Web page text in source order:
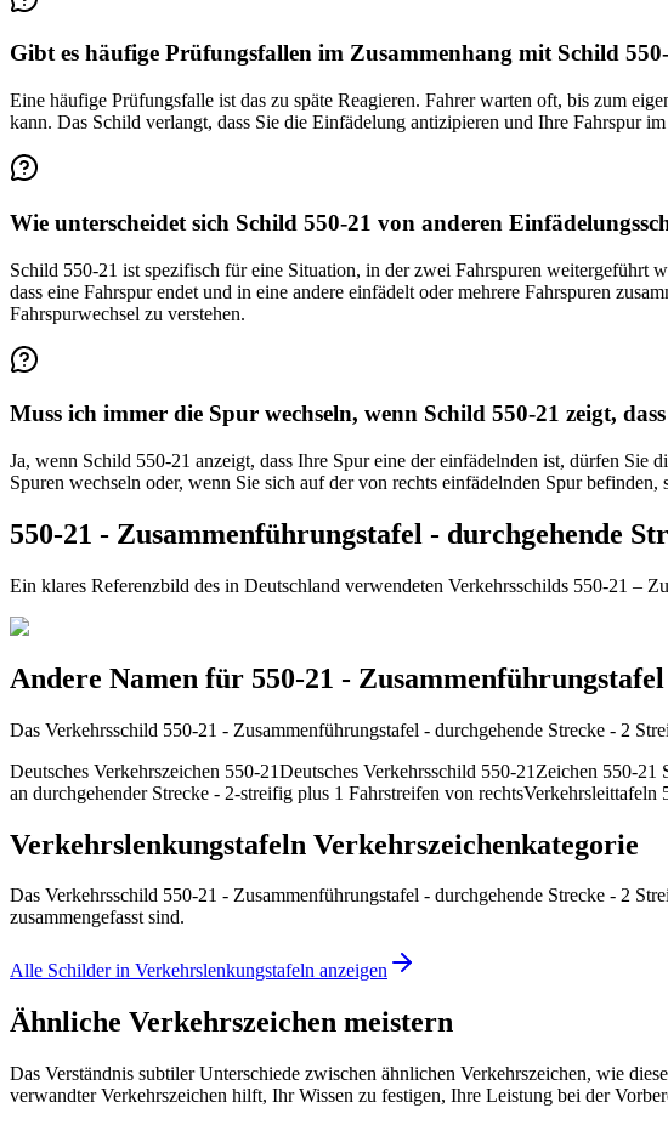
Gibt es häufige Prüfungsfallen im Zusammenhang mit Schild
Eine häufige Prüfungsfalle ist das zu späte Reagieren. Fahrer warten oft, bis zum
kann. Das Schild verlangt, dass Sie die Einfädelung antizipieren und Ihre Fahrspur
Wie unterscheidet sich Schild 550-21 von anderen
Schild 550-21 ist spezifisch für eine Situation, in der zwei Fahrspuren weitergeführt
dass eine Fahrspur endet und in eine andere einfädelt oder mehrere Fahrspuren
Fahrspurwechsel zu verstehen.
Muss ich immer die Spur wechseln, wenn Schild 550-21 zeigt,
Ja, wenn Schild 550-21 anzeigt, dass Ihre Spur eine der einfädelnden ist, dürfen Sie
Spuren wechseln oder, wenn Sie sich auf der von rechts einfädelnden Spur
550-21 - Zusammenführungstafel - durchgehende
Ein klares Referenzbild des in Deutschland verwendeten Verkehrsschilds 550-21 –
Andere Namen für 550-21 -
Das Verkehrsschild 550-21 - Zusammenführungstafel - durchgehende Strecke - 2
Deutsches Verkehrszeichen 550-21Deutsches Verkehrsschild 550-21 Zeichen 550-21
an durchgehender Strecke - 2-streifig plus 1 Fahrstreifen von rechtsVerkehrsleittafeln
Verkehrslenkungstafeln Verkehrszeichenkategorie
Das Verkehrsschild 550-21 - Zusammenführungstafel - durchgehende Strecke - 2
zusammengefasst sind.
Alle Schilder in Verkehrslenkungstafeln anzeigen
Ähnliche Verkehrszeichen meistern
Das Verständnis subtiler Unterschiede zwischen ähnlichen Verkehrszeichen, wie
verwandter Verkehrszeichen hilft, Ihr Wissen zu festigen, Ihre Leistung bei der